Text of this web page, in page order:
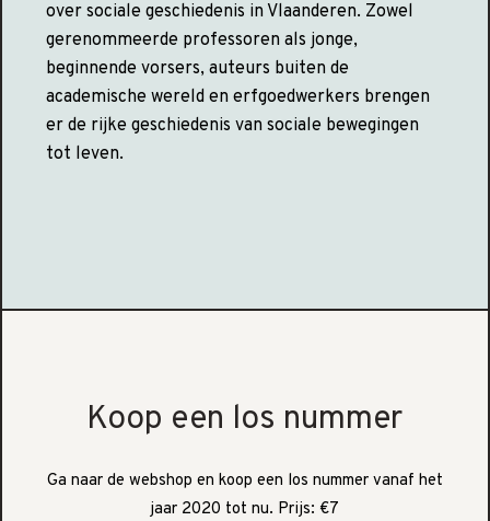
over sociale geschiedenis in Vlaanderen. Zowel
gerenommeerde professoren als jonge,
beginnende vorsers, auteurs buiten de
academische wereld en erfgoedwerkers brengen
er de rijke geschiedenis van sociale bewegingen
tot leven.
Koop een los nummer
Ga naar de webshop en koop een los nummer vanaf het
jaar 2020 tot nu. Prijs: €7